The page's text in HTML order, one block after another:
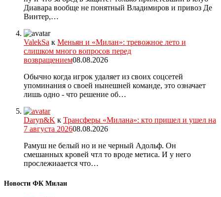
Диавара вообще не понятный Владимиров и привоз Де
Винтер,…
ValekSa к Меньян и «Милан»: тревожное лето и
слишком много вопросов перед
возвращением08.08.2026
Обычно когда игрок удаляет из своих соцсетей
упоминания о своей нынешней команде, это означает
лишь одно - что решение об…
Daryn&K к Трансферы «Милана»: кто пришел и ушел на
7 августа 202608.08.2026
Рамуш не белый но и не черный Адольф. Он
смешанных кровей чтл то вроде метиса. И у него
прослежиаается что…
Новости ФК Милан